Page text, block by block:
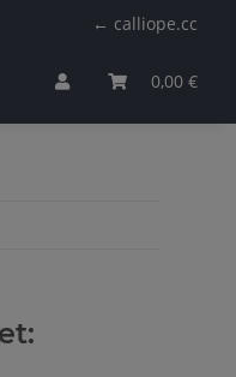
← calliope.cc
0,00 €